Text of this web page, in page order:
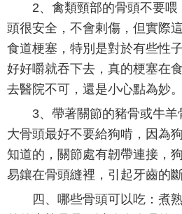
2、禽類頸部的骨頭不要
頭很安全，不會剌傷，但實際
食道梗塞，特別是對於有些性
好好嚼就吞下去，真的梗塞在
去醫院不可，還是小心點為妙。
3、帶著關節的豬骨或牛
大骨頭最好不要給狗啃，因為
知道的，關節處有韌帶連接，
易鑲在骨頭縫裡，引起牙齒的斷
四、哪些骨頭可以吃：煮